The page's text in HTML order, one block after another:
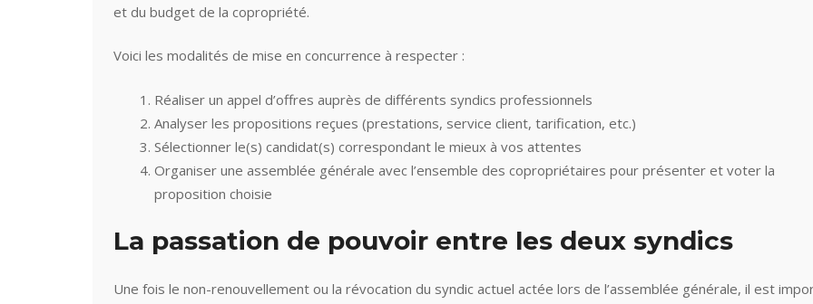
et du budget de la copropriété.
Voici les modalités de mise en concurrence à respecter :
Réaliser un appel d’offres auprès de différents syndics professionnels
Analyser les propositions reçues (prestations, service client, tarification, etc.)
Sélectionner le(s) candidat(s) correspondant le mieux à vos attentes
Organiser une assemblée générale avec l’ensemble des copropriétaires pour présenter et voter la
proposition choisie
La passation de pouvoir entre les deux syndics
Une fois le non-renouvellement ou la révocation du syndic actuel actée lors de l’assemblée générale, il est